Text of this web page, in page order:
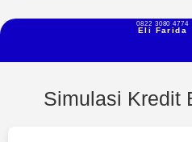
Eli Farida
0822 3080 4774
Simulasi Kredit